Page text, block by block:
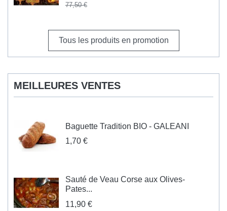
77,50 €
Tous les produits en promotion
MEILLEURES VENTES
Baguette Tradition BIO - GALEANI
1,70 €
Sauté de Veau Corse aux Olives-
Pates...
11,90 €